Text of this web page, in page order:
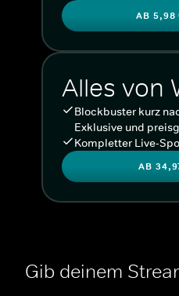
AB 5,98
Alles von
Blockbuster kurz
Exklusive und
Kompletter Live-
AB
Gib deinem